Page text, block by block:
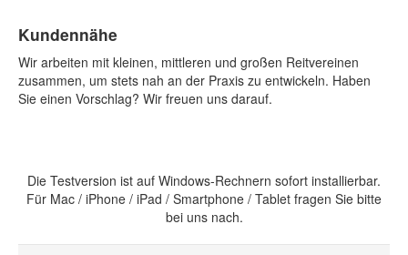
Kundennähe
Wir arbeiten mit kleinen, mittleren und großen Reitvereinen
zusammen, um stets nah an der Praxis zu entwickeln. Haben
Sie einen Vorschlag? Wir freuen uns darauf.
Die Testversion ist auf Windows-Rechnern sofort installierbar.
Für Mac / iPhone / iPad / Smartphone / Tablet fragen Sie bitte
bei uns nach.